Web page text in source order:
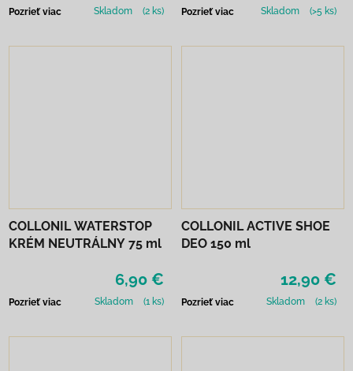
Pozrieť viac Skladom (2 ks) Pozrieť viac Skladom (>5 ks)
COLLONIL WATERSTOP
KRÉM NEUTRÁLNY 75 ml
6,90 €
Pozrieť viac Skladom (1 ks)
COLLONIL ACTIVE SHOE
DEO 150 ml
12,90 €
Pozrieť viac Skladom (2 ks)